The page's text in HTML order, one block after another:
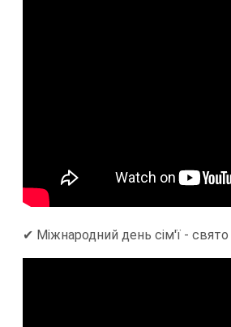
✔ Міжнародний день сім'ї - свято